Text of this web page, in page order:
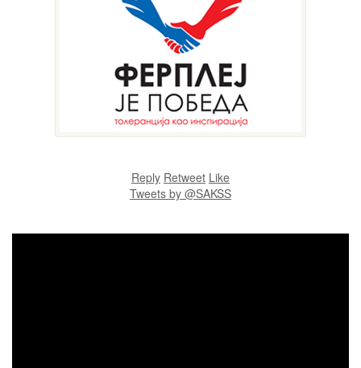
Reply Retweet Like
Tweets by @SAKSS